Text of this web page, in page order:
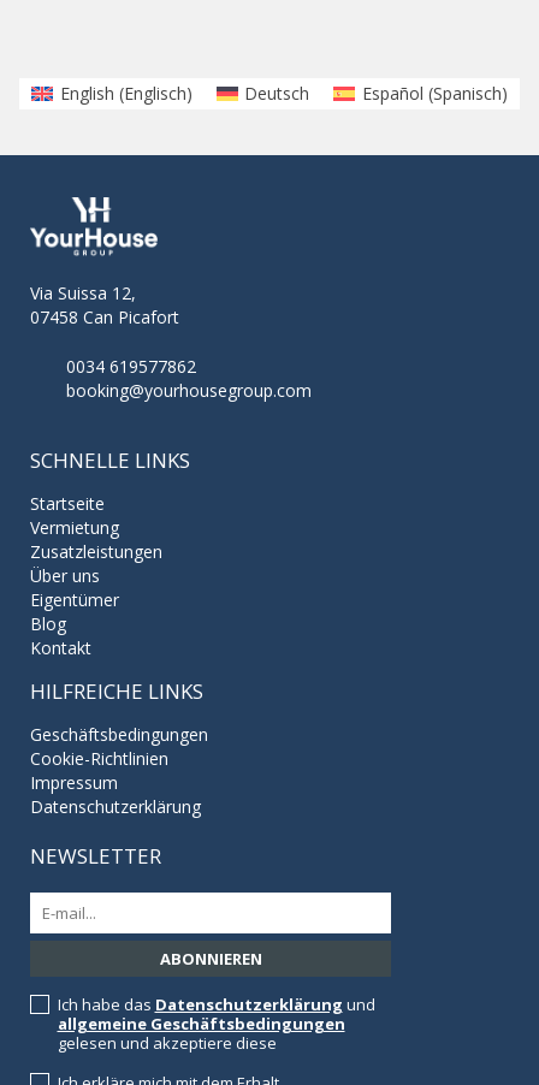
English (Englisch) Deutsch Español (Spanisch)
Via Suissa 12,
07458 Can Picafort
0034 619577862
booking@yourhousegroup.com
SCHNELLE LINKS
Startseite
Vermietung
Zusatzleistungen
Über uns
Eigentümer
Blog
Kontakt
HILFREICHE LINKS
Geschäftsbedingungen
Cookie-Richtlinien
Impressum
Datenschutzerklärung
NEWSLETTER
Ich habe das Datenschutzerklärung und
allgemeine Geschäftsbedingungen
gelesen und akzeptiere diese